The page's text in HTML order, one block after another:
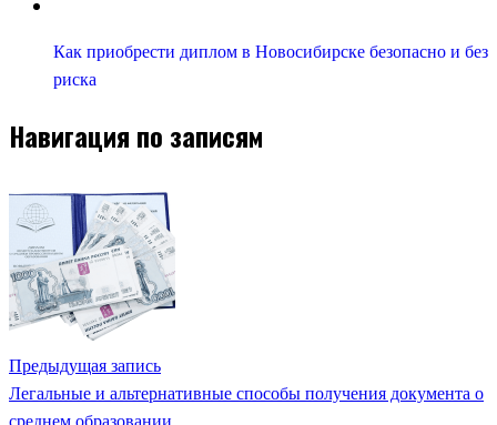
Как приобрести диплом в Новосибирске безопасно и без
риска
Навигация по записям
Предыдущая запись
Легальные и альтернативные способы получения документа о